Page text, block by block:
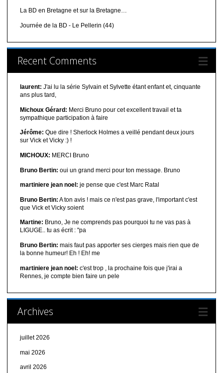
La BD en Bretagne et sur la Bretagne…
Journée de la BD - Le Pellerin (44)
Recent Comments
laurent: J'ai lu la série Sylvain et Sylvette étant enfant et, cinquante
ans plus tard,
Michoux Gérard: Merci Bruno pour cet excellent travail et ta
sympathique participation à faire
Jérôme: Que dire ! Sherlock Holmes a veillé pendant deux jours
sur Vick et Vicky :) !
MICHOUX: MERCI Bruno
Bruno Bertin: oui un grand merci pour ton message. Bruno
martiniere jean noel: je pense que c'est Marc Ratal
Bruno Bertin: A ton avis ! mais ce n'est pas grave, l'important c'est
que Vick et Vicky soient
Martine: Bruno, Je ne comprends pas pourquoi tu ne vas pas à
LIGUGE.. tu as écrit : "pa
Bruno Bertin: mais faut pas apporter ses cierges mais rien que de
la bonne humeur! Eh ! Eh! me
martiniere jean noel: c'est trop , la prochaine fois que j'irai a
Rennes, je compte bien faire un pele
Archives
juillet 2026
mai 2026
avril 2026